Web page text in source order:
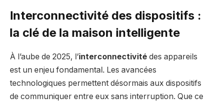
Interconnectivité des dispositifs :
la clé de la maison intelligente
À l’aube de 2025, l’interconnectivité des appareils
est un enjeu fondamental. Les avancées
technologiques permettent désormais aux dispositifs
de communiquer entre eux sans interruption. Que ce